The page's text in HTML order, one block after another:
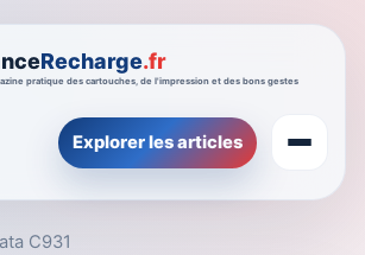
Explorer les articles
C931